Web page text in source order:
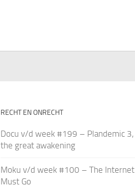
RECHT EN ONRECHT
Docu v/d week #199 – Plandemic 3,
the great awakening
Moku v/d week #100 – The Internet
Must Go